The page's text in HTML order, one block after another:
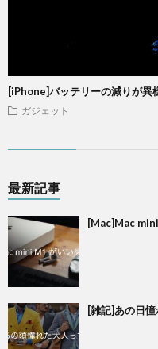
[iPhone]バッテリーの減りが異
ガジェット
最新記事
[Mac]Mac
[雑記]あの日